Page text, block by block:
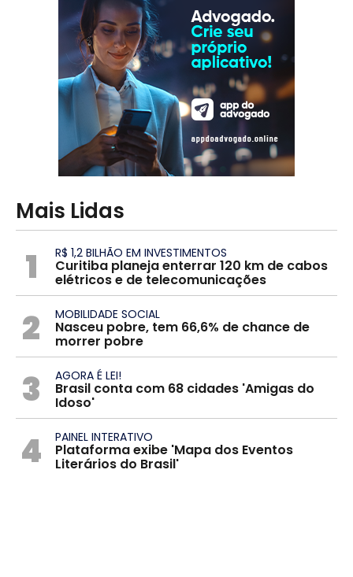
Mais Lidas
1 R$ 1,2 BILHÃO EM INVESTIMENTOS
Curitiba planeja enterrar 120 km de cabos
elétricos e de telecomunicações
2 MOBILIDADE SOCIAL
Nasceu pobre, tem 66,6% de chance de
morrer pobre
3 AGORA É LEI!
Brasil conta com 68 cidades 'Amigas do
Idoso'
4 PAINEL INTERATIVO
Plataforma exibe 'Mapa dos Eventos
Literários do Brasil'